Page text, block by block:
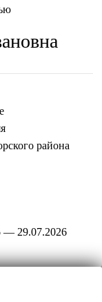
района
— 29.07.2026